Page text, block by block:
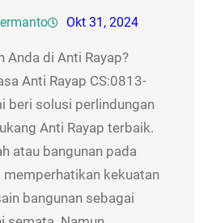
Okt 31, 2024
Anda di Anti Rayap?
Anti Rayap CS:0813-
beri solusi perlindungan
Anti Rayap terbaik.
atau bangunan pada
memperhatikan kekuatan
bangunan sebagai